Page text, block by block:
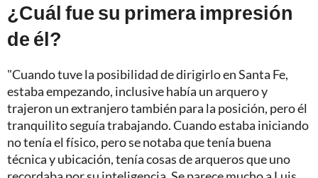
¿Cuál fue su primera impresión
de él?
"Cuando tuve la posibilidad de dirigirlo en Santa Fe,
estaba empezando, inclusive había un arquero y
trajeron un extranjero también para la posición, pero él
tranquilito seguía trabajando. Cuando estaba iniciando
no tenía el físico, pero se notaba que tenía buena
técnica y ubicación, tenía cosas de arqueros que uno